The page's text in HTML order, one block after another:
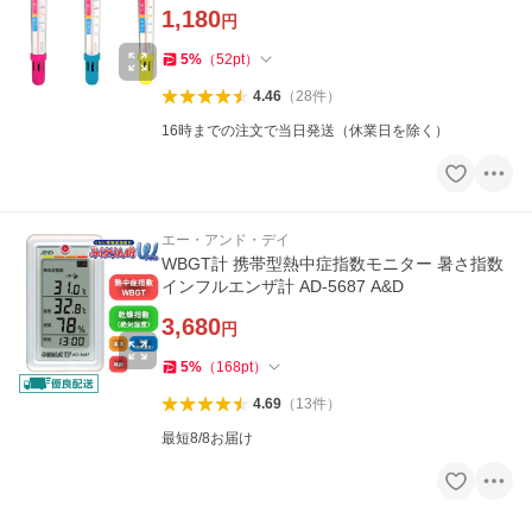
1,180円
5% （52pt）
4.46（28件）
16時までの注文で当日発送（休業日を除く）
エー・アンド・デイ
WBGT計 携帯型熱中症指数モニター 暑さ指数
インフルエンザ計 AD-5687 A&D
3,680円
5% （ 168pt）
4.69（ 13件）
最短8/8お届け